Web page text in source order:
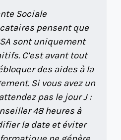
Sociale
pensent que
sont uniquement
C’est avant tout
des aides à la
Si vous avez un
pas le jour J :
48 heures à
la date et éviter